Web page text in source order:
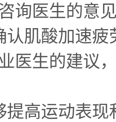
询医生的意
认肌酸加速
医生的建议
提高运动表